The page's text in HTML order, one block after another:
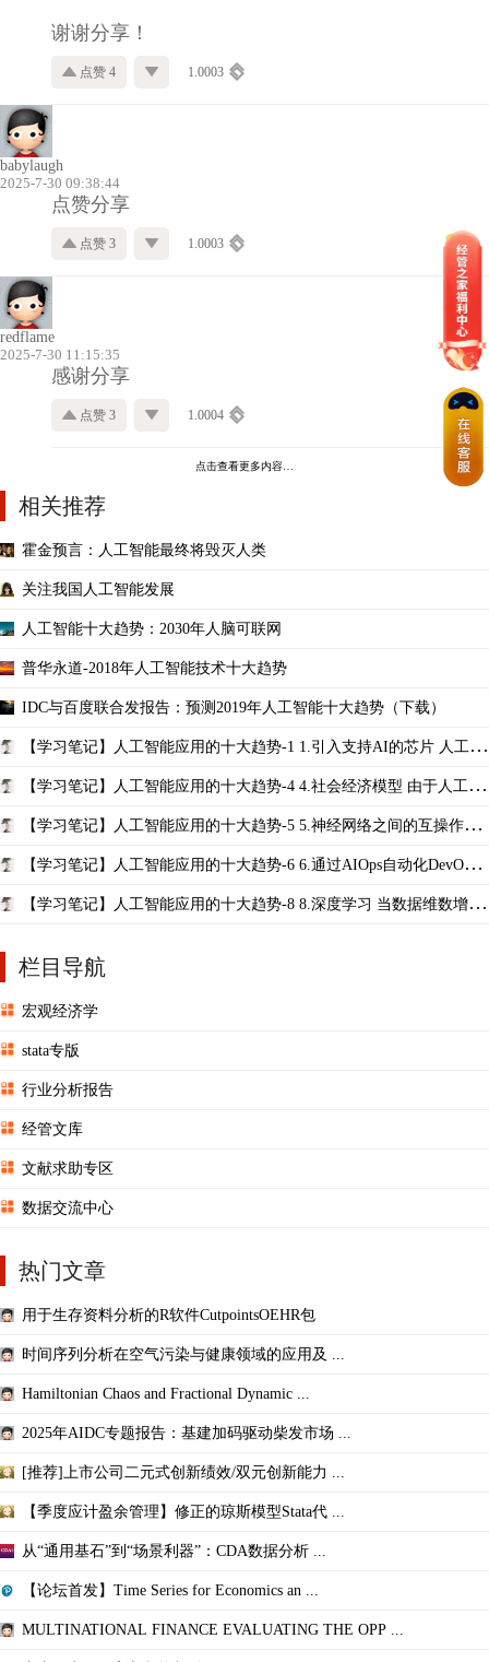
谢谢分享！
点赞 4 1.0003
babylaugh
2025-7-30 09:38:44
点赞分享
点赞 3 1.0003
redflame
2025-7-30 11:15:35
感谢分享
点赞 3 1.0004
点击查看更多内容…
相关推荐
霍金预言：人工智能最终将毁灭人类
关注我国人工智能发展
人工智能十大趋势：2030年人脑可联网
普华永道-2018年人工智能技术十大趋势
IDC与百度联合发报告：预测2019年人工智能十大趋势（下载）
【学习笔记】人工智能应用的十大趋势-1 1.引入支持AI的芯片 人工智
【学习笔记】人工智能应用的十大趋势-4 4.社会经济模型 由于人工智
【学习笔记】人工智能应用的十大趋势-5 5.神经网络之间的互操作性
【学习笔记】人工智能应用的十大趋势-6 6.通过AIOps自动化DevOps
【学习笔记】人工智能应用的十大趋势-8 8.深度学习 当数据维数增加
栏目导航
宏观经济学
stata专版
行业分析报告
经管文库
文献求助专区
数据交流中心
热门文章
用于生存资料分析的R软件CutpointsOEHR包
时间序列分析在空气污染与健康领域的应用及 ...
Hamiltonian Chaos and Fractional Dynamic ...
2025年AIDC专题报告：基建加码驱动柴发市场 ...
[推荐]上市公司二元式创新绩效/双元创新能力 ...
【季度应计盈余管理】修正的琼斯模型Stata代 ...
从“通用基石”到“场景利器”：CDA数据分析 ...
【论坛首发】Time Series for Economics an ...
MULTINATIONAL FINANCE EVALUATING THE OPP ...